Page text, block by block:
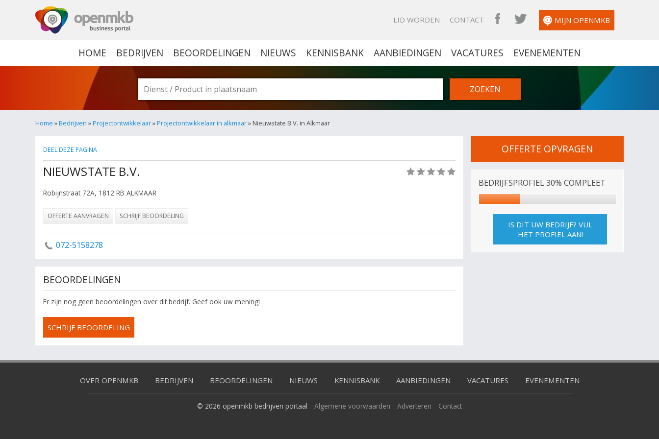
LID WORDEN CONTACT OPENMKB FACEBOOK
OPENMKB TWITTER
MIJN OPENMKB
HOME BEDRIJVEN BEOORDELINGEN NIEUWS KENNISBANK AANBIEDINGEN VACATURES EVENEMENTEN
Home »Bedrijven »Projectontwikkelaar»Projectontwikkelaar in alkmaar» Nieuwstate B.V. in Alkmaar
DEEL DEZE PAGINA
NIEUWSTATE B.V.
Robijnstraat 72A, 1812 RB ALKMAAR
OFFERTE AANVRAGEN SCHRIJF BEOORDELING
072-5158278
BEOORDELINGEN
Er zijn nog geen beoordelingen over dit bedrijf. Geef ook uw mening!
SCHRIJF BEOORDELING
OFFERTE OPVRAGEN
BEDRIJFSPROFIEL 30% COMPLEET
IS DIT UW BEDRIJF? VUL
HET PROFIEL AAN!
OVER OPENMKB BEDRIJVEN BEOORDELINGEN NIEUWS KENNISBANK AANBIEDINGEN VACATURES EVENEMENTEN
© 2026 openmkb bedrijven portaal Algemene voorwaarden Adverteren Contact